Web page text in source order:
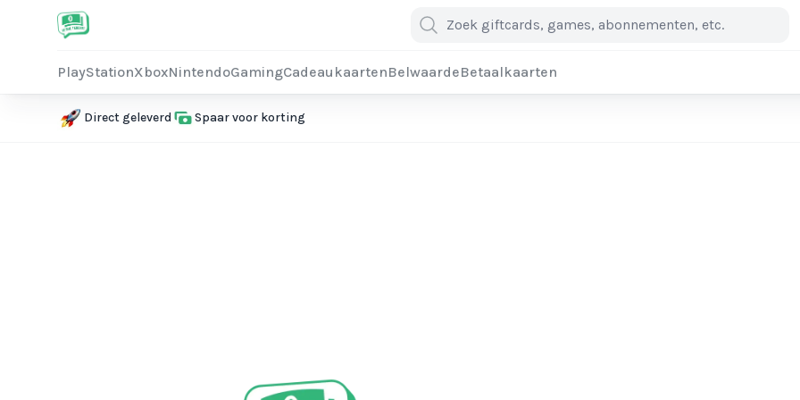
PlayStationXboxNintendoGamingCadeaukaartenBelwaardeBetaalkaarten
Direct geleverd Spaar voor korting